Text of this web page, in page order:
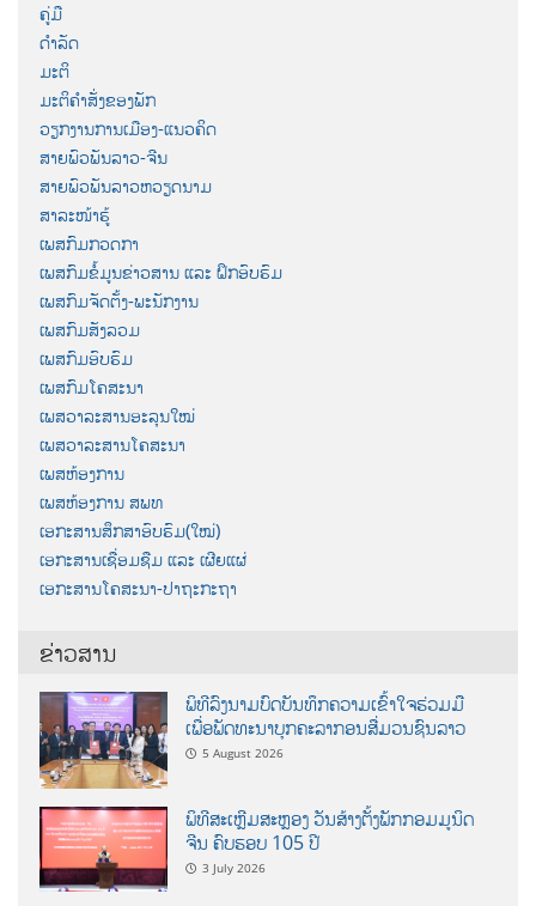
ຄູ່ມື
ດຳລັດ
ມະຕິ
ມະຕິຄຳສັ່ງຂອງພັກ
ວຽກງານການເມືອງ-ແນວຄິດ
ສາຍພົວພັນລາວ-ຈີນ
ສາຍພົວພັນລາວຫວຽດນາມ
ສາລະໜ້າຮູ້
ເພສກົມກວດກາ
ເພສກົມຂໍ້ມູນຂ່າວສານ ແລະ ຝຶກອົບຮົມ
ເພສກົມຈັດຕັ້ງ-ພະນັກງານ
ເພສກົມສັງລວມ
ເພສກົມອົບຮົມ
ເພສກົມໂຄສະນາ
ເພສວາລະສານອະລຸນໃໝ່
ເພສວາລະສານໂຄສະນາ
ເພສຫ້ອງການ
ເພສຫ້ອງການ ສພທ
ເອກະສານສຶກສາອົບຮົມ(ໃໝ່)
ເອກະສານເຊື່ອມຊືມ ແລະ ເຜີຍແຜ່
ເອກະສານໂຄສະນາ-ປາຖະກະຖາ
ຂ່າວສານ
ພິທີລົງນາມບົດບັນທຶກຄວາມເຂົ້າໃຈຮ່ວມມື
ເພື່ອພັດທະນາບຸກຄະລາກອນສື່ມວນຊົນລາວ
5 August 2026
ພິທີສະເຫຼີມສະຫຼອງ ວັນສ້າງຕັ້ງພັກກອມມູນິດ
ຈີນ ຄົບຮອບ 105 ປີ
3 July 2026